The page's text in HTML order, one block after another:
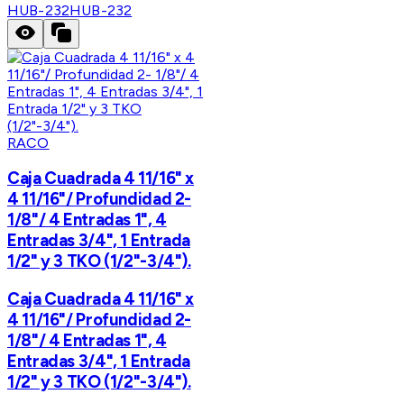
HUB-232HUB-232
RACO
Caja Cuadrada 4 11/16" x
4 11/16"/ Profundidad 2-
1/8"/ 4 Entradas 1", 4
Entradas 3/4", 1 Entrada
1/2" y 3 TKO (1/2"-3/4").
Caja Cuadrada 4 11/16" x
4 11/16"/ Profundidad 2-
1/8"/ 4 Entradas 1", 4
Entradas 3/4", 1 Entrada
1/2" y 3 TKO (1/2"-3/4").